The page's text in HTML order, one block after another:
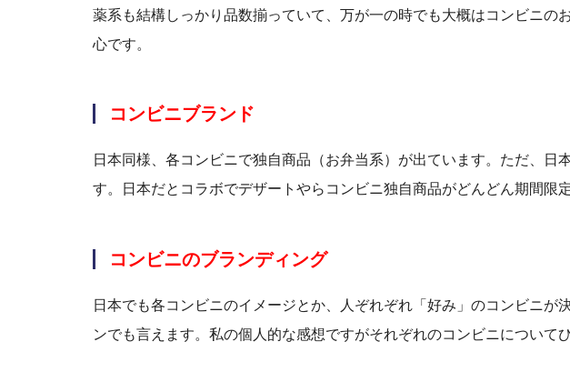
薬系も結構しっかり品数揃っていて、万が一の時でも大概はコンビニ
心です。
コンビニブランド
日本同様、各コンビニで独自商品（お弁当系）が出ています。ただ、
す。日本だとコラボでデザートやらコンビニ独自商品がどんどん期間限
コンビニのブランディング
日本でも各コンビニのイメージとか、人ぞれぞれ「好み」のコンビニ
ンでも言えます。私の個人的な感想ですがそれぞれのコンビニについて